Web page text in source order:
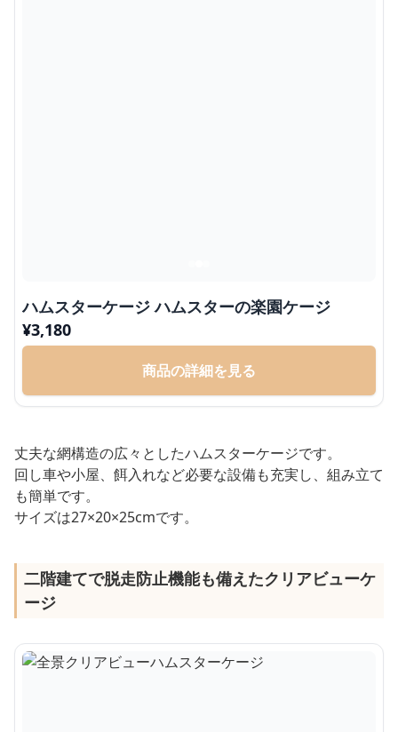
ハムスターケージ ハムスターの楽園ケージ
¥3,180
商品の詳細を見る
丈夫な網構造の広々としたハムスターケージです。
回し車や小屋、餌入れなど必要な設備も充実し、組み立て
も簡単です。
サイズは27×20×25cmです。
二階建てで脱走防止機能も備えたクリアビューケ
ージ